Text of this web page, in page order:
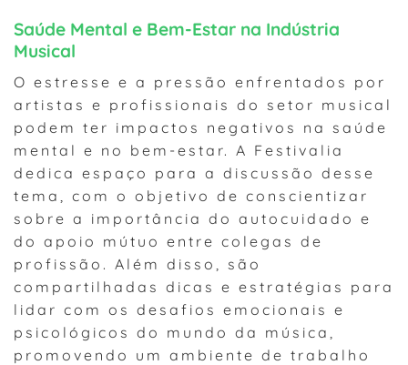
Saúde Mental e Bem-Estar na Indústria
Musical
O estresse e a pressão enfrentados por
artistas e profissionais do setor musical
podem ter impactos negativos na saúde
mental e no bem-estar. A Festivalia
dedica espaço para a discussão desse
tema, com o objetivo de conscientizar
sobre a importância do autocuidado e
do apoio mútuo entre colegas de
profissão. Além disso, são
compartilhadas dicas e estratégias para
lidar com os desafios emocionais e
psicológicos do mundo da música,
promovendo um ambiente de trabalho